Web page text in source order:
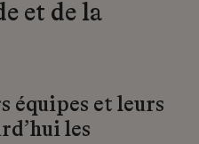
et de la
équipes et leurs
les